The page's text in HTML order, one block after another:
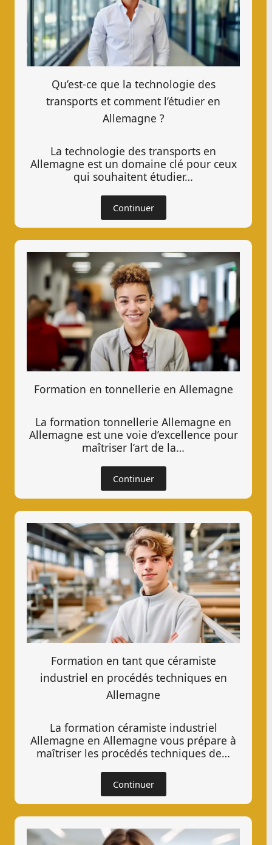
Qu’est-ce que la technologie des
transports et comment l’étudier en
Allemagne ?
La technologie des transports en
Allemagne est un domaine clé pour ceux
qui souhaitent étudier…
Continuer
Formation en tonnellerie en Allemagne
La formation tonnellerie Allemagne en
Allemagne est une voie d’excellence pour
maîtriser l’art de la…
Continuer
Formation en tant que céramiste
industriel en procédés techniques en
Allemagne
La formation céramiste industriel
Allemagne en Allemagne vous prépare à
maîtriser les procédés techniques de…
Continuer